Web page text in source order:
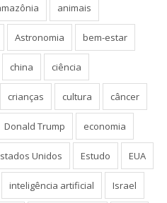
animais
Astronomia bem-estar
china ciência
crianças cultura câncer
Donald Trump economia
Unidos Estudo EUA
inteligência artificial Israel